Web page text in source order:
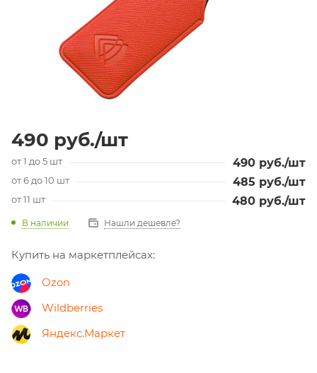
490 руб./шт
от 1 до 5 шт 490 руб./шт
от 6 до 10 шт 485 руб./шт
от 11 шт 480 руб./шт
В наличии Нашли дешевле?
Купить на маркетплейсах:
Ozon
Wildberries
Яндекс.Маркет